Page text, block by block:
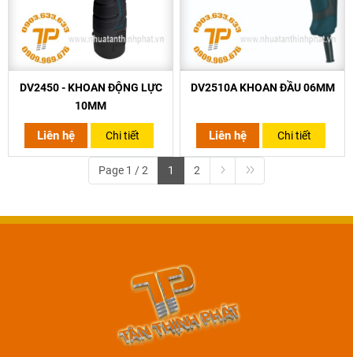
DV2450 - KHOAN ĐỘNG LỰC
10MM
Liên hệ Chi tiết
DV2510A KHOAN ĐẦU 06MM
Liên hệ Chi tiết
Page 1 / 2 1 2